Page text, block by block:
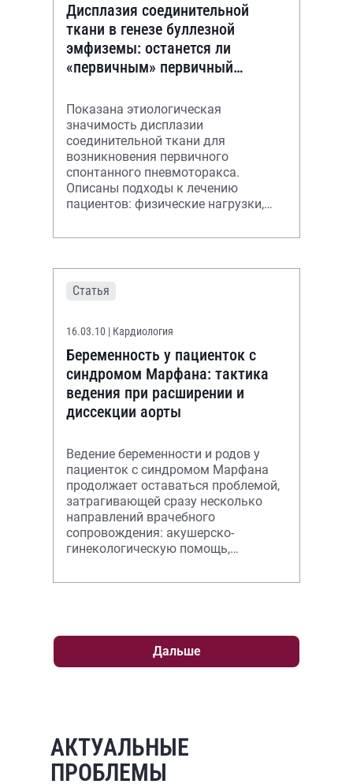
Дисплазия соединительной
ткани в генезе буллезной
эмфиземы: останется ли
«первичным» первичный
Показана этиологическая
значимость дисплазии
соединительной ткани для
возникновения первичного
спонтанного пневмоторакса.
Описаны подходы к лечению
пациентов: физические нагрузки,
рациональная психотерапия и
Статья
16.03.10 | Кардиология
Беременность у пациенток с
синдромом Марфана: тактика
ведения при расширении и
диссекции аорты
Ведение беременности и родов у
пациенток с синдромом Марфана
продолжает оставаться проблемой,
затрагивающей сразу несколько
направлений врачебного
сопровождения: акушерско-
гинекологическую помощь,
специализированное кардиологи
Дальше
АКТУАЛЬНЫЕ
ПРОБЛЕМЫ